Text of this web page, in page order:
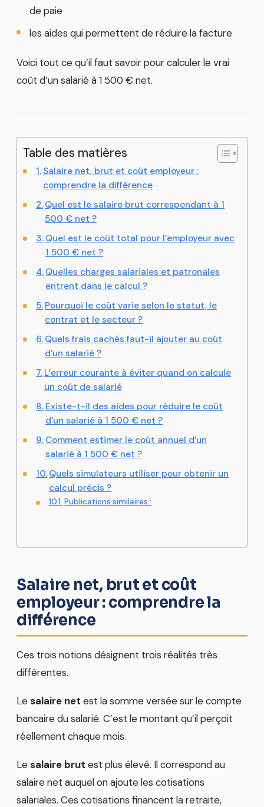
de paie
les aides qui permettent de réduire la facture
Voici tout ce qu’il faut savoir pour calculer le vrai
coût d’un salarié à 1 500 € net.
Table des matières
Salaire net, brut et coût employeur :
comprendre la différence
Quel est le salaire brut correspondant à 1
500 € net ?
Quel est le coût total pour l’employeur avec
1 500 € net ?
Quelles charges salariales et patronales
entrent dans le calcul ?
Pourquoi le coût varie selon le statut, le
contrat et le secteur ?
Quels frais cachés faut-il ajouter au coût
d’un salarié ?
L’erreur courante à éviter quand on calcule
un coût de salarié
Existe-t-il des aides pour réduire le coût
d’un salarié à 1 500 € net ?
Comment estimer le coût annuel d’un
salarié à 1 500 € net ?
Quels simulateurs utiliser pour obtenir un
calcul précis ?
Publications similaires :
Salaire net, brut et coût
employeur : comprendre la
différence
Ces trois notions désignent trois réalités très
différentes.
Lesalaire net est la somme versée sur le compte
bancaire du salarié. C’est le montant qu’il perçoit
réellement chaque mois.
Lesalaire brut est plus élevé. Il correspond au
salaire net auquel on ajoute les cotisations
salariales. Ces cotisations financent la retraite,